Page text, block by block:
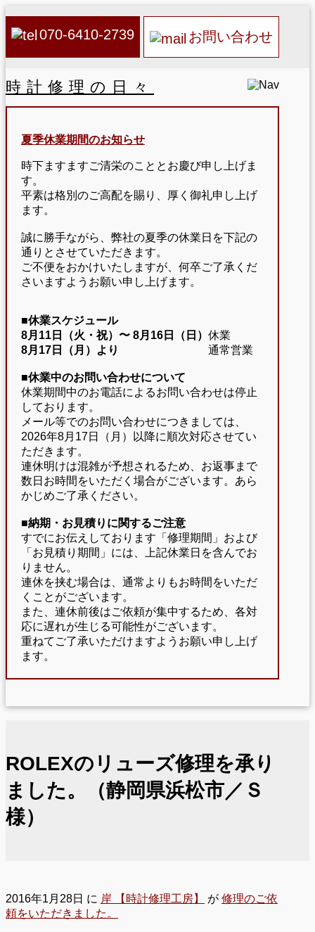
070-6410-2739 お問い合わせ
時計修理の日々
夏季休業期間のお知らせ
時下ますますご清栄のこととお慶び申し上げま
す。
平素は格別のご高配を賜り、厚く御礼申し上げ
ます。
誠に勝手ながら、弊社の夏季の休業日を下記の
通りとさせていただきます。
ご不便をおかけいたしますが、何卒ご了承くだ
さいますようお願い申し上げます。
■休業スケジュール
8月11日（火・祝）〜 8月16日（日） 休業
8月17日（月）より
通常営業
■休業中のお問い合わせについて
休業期間中のお電話によるお問い合わせは停止
しております。
メール等でのお問い合わせにつきましては、
2026年8月17日（月）以降に順次対応させてい
ただきます。
連休明けは混雑が予想されるため、お返事まで
数日お時間をいただく場合がございます。あら
かじめご了承ください。
■納期・お見積りに関するご注意
すでにお伝えしております「修理期間」および
「お見積り期間」には、上記休業日を含んでお
りません。
連休を挟む場合は、通常よりもお時間をいただ
くことがございます。
また、連休前後はご依頼が集中するため、各対
応に遅れが生じる可能性がございます。
重ねてご了承いただけますようお願い申し上げ
ます。
ROLEXのリューズ修理を承り
ました。（静岡県浜松市／Ｓ
様）
2016年1月28日 に 岸 【時計修理工房】 が 修理のご依
頼をいただきました。